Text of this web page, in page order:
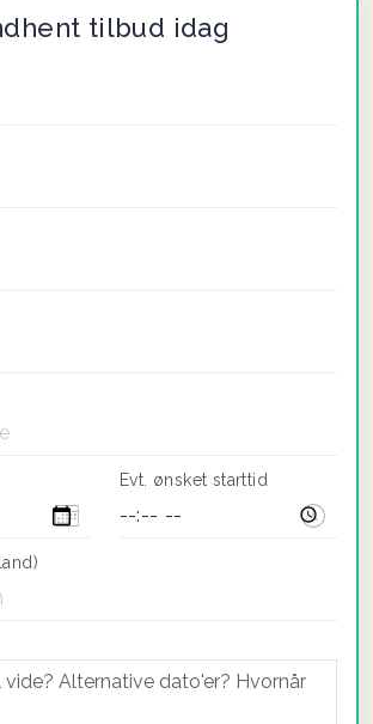
tilbud idag
Evt. ønsket starttid